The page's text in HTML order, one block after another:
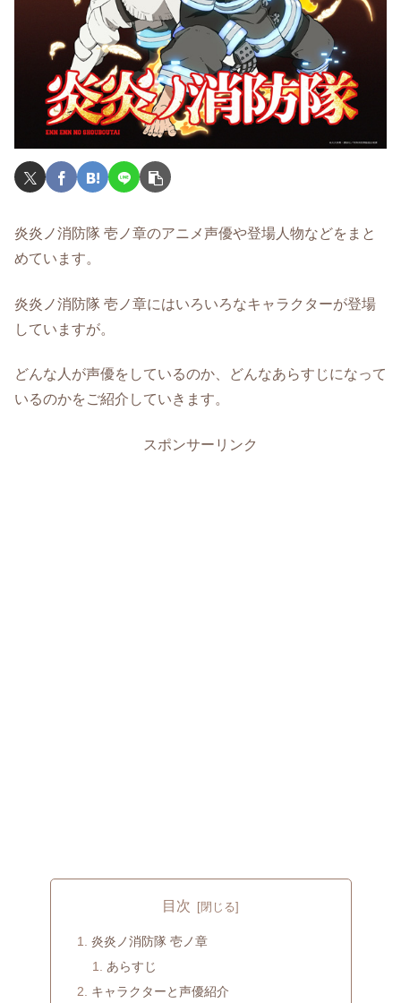
炎炎ノ消防隊 壱ノ章のアニメ声優や登場人物などをまと
めています。
炎炎ノ消防隊 壱ノ章にはいろいろなキャラクターが登場
していますが。
どんな人が声優をしているのか、どんなあらすじになって
いるのかをご紹介していきます。
スポンサーリンク
目次
炎炎ノ消防隊 壱ノ章
あらすじ
キャラクターと声優紹介